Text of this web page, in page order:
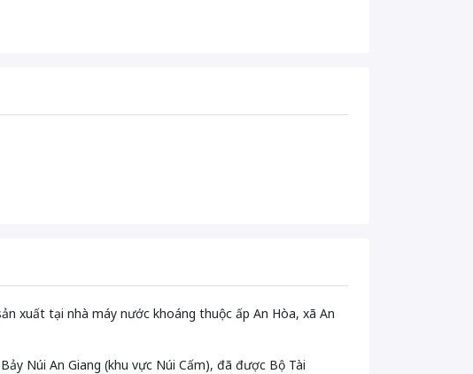
xuất tại nhà máy nước khoáng thuộc ấp An Hòa, xã An
Núi An Giang (khu vực Núi Cấm), đã được Bộ Tài